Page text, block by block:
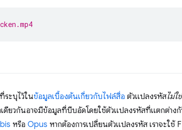
ระบุไว้ในข้อมูลเบื้องต้นเกี่ยวกับไฟล์สื่อ ตัวแปลงรหัสไม่ใช่
ดียวกันอาจมีข้อมูลที่บีบอัดโดยใช้ตัวแปลงรหัสที่แตกต่า
หรือ Opus หากต้องการเปลี่ยนตัวแปลงรหัส เราจะใ